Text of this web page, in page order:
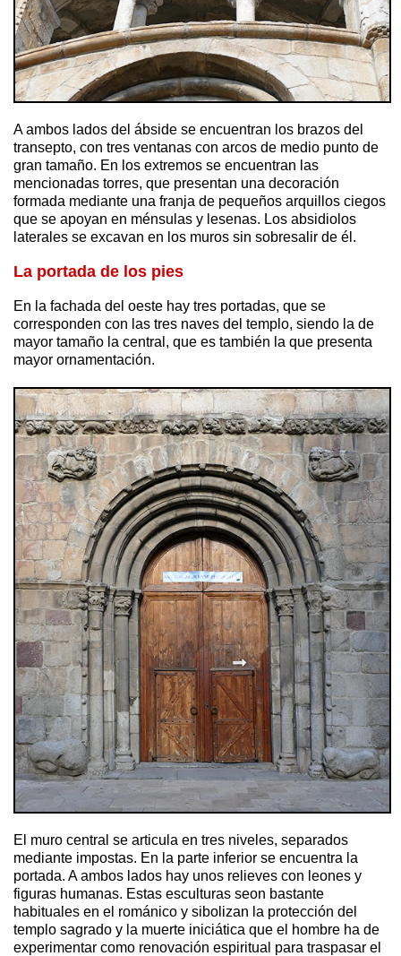
A ambos lados del ábside se encuentran los brazos del
transepto, con tres ventanas con arcos de medio punto de
gran tamaño. En los extremos se encuentran las
mencionadas torres, que presentan una decoración
formada mediante una franja de pequeños arquillos ciegos
que se apoyan en ménsulas y lesenas. Los absidiolos
laterales se excavan en los muros sin sobresalir de él.
La portada de los pies
En la fachada del oeste hay tres portadas, que se
corresponden con las tres naves del templo, siendo la de
mayor tamaño la central, que es también la que presenta
mayor ornamentación.
El muro central se articula en tres niveles, separados
mediante impostas. En la parte inferior se encuentra la
portada. A ambos lados hay unos relieves con leones y
figuras humanas. Estas esculturas seon bastante
habituales en el románico y sibolizan la protección del
templo sagrado y la muerte iniciática que el hombre ha de
experimentar como renovación espiritual para traspasar el